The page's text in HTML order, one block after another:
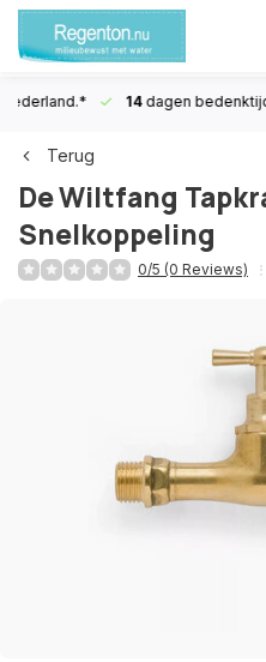
14dagen
Terug
De Wiltfang
Snelkoppeling
0/5 (0 Reviews)